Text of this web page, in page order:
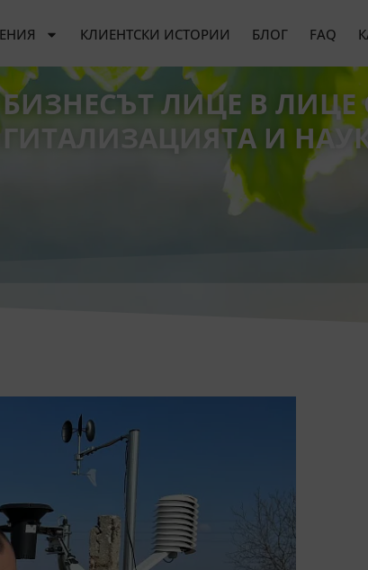
КЛИЕНТСКИ ИСТОРИИ БЛОГ FAQ
БИЗНЕСЪТ ЛИЦЕ В ЛИЦЕ
И